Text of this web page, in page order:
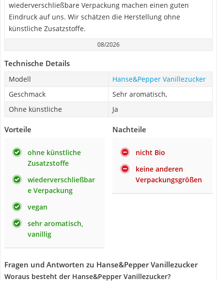
wiederverschließbare Verpackung machen einen guten
Eindruck auf uns. Wir schätzen die Herstellung ohne
künstliche Zusatzstoffe.
08/2026
Technische Details
Modell
Hanse&Pepper Vanillezucker
Geschmack
Sehr aromatisch,
Ohne künstliche
Ja
Vorteile
ohne künstliche
Zusatzstoffe
wiederverschließbar
e Verpackung
vegan
sehr aromatisch,
vanillig
Nachteile
nicht Bio
keine anderen
Verpackungsgrößen
Fragen und Antworten zu Hanse&Pepper Vanillezucker
Woraus besteht der Hanse&Pepper Vanillezucker?